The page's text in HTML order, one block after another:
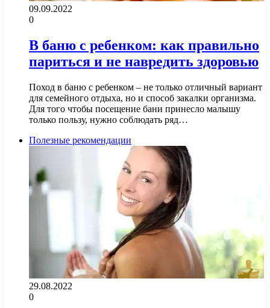
09.09.2022
0
В баню с ребенком: как правильно
париться и не навредить здоровью
Поход в баню с ребенком – не только отличный вариант
для семейного отдыха, но и способ закалки организма.
Для того чтобы посещение бани принесло малышу
только пользу, нужно соблюдать ряд…
Полезные рекомендации
29.08.2022
0